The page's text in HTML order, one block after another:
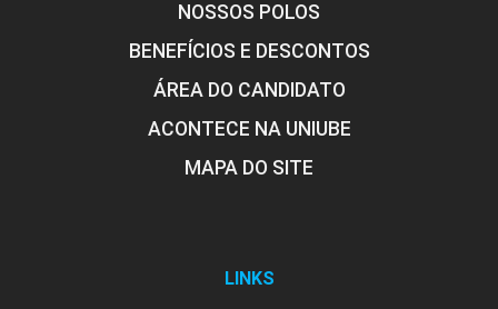
NOSSOS POLOS
BENEFÍCIOS E DESCONTOS
ÁREA DO CANDIDATO
ACONTECE NA UNIUBE
MAPA DO SITE
LINKS